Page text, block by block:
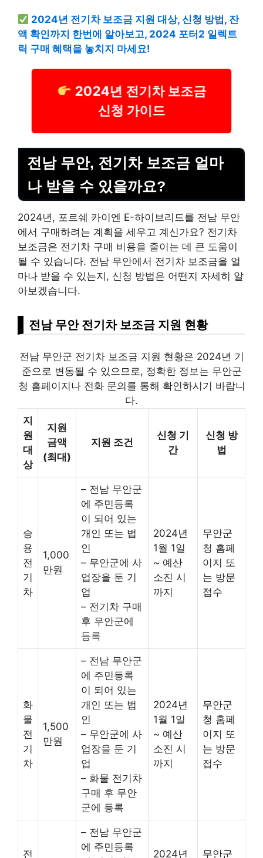
2024년 전기차 보조금 지원 대상, 신청 방법, 잔
액 확인까지 한번에 알아보고, 2024 포터2 일렉트
릭 구매 혜택을 놓치지 마세요!
2024년 전기차 보조금
신청 가이드
전남 무안, 전기차 보조금 얼마
나 받을 수 있을까요?
2024년, 포르쉐 카이엔 E-하이브리드를 전남 무안
에서 구매하려는 계획을 세우고 계신가요? 전기차
보조금은 전기차 구매 비용을 줄이는 데 큰 도움이
될 수 있습니다. 전남 무안에서 전기차 보조금을 얼
마나 받을 수 있는지, 신청 방법은 어떤지 자세히 알
아보겠습니다.
전남 무안 전기차 보조금 지원 현황
전남 무안군 전기차 보조금 지원 현황은 2024년 기
준으로 변동될 수 있으므로, 정확한 정보는 무안군
청 홈페이지나 전화 문의를 통해 확인하시기 바랍니
다.
지
원
대
상
지원
금액
(최대)
지원 조건
신청 기
간
신청 방
법
승
용
전
기
차
1,000
만원
– 전남 무안군
에 주민등록
이 되어 있는
개인 또는 법
인
– 무안군에 사
업장을 둔 기
업
– 전기차 구매
후 무안군에
등록
2024년
1월 1일
~ 예산
소진 시
까지
무안군
청 홈페
이지 또
는 방문
접수
화
물
전
기
차
1,500
만원
– 전남 무안군
에 주민등록
이 되어 있는
개인 또는 법
인
– 무안군에 사
업장을 둔 기
업
– 화물 전기차
구매 후 무안
군에 등록
2024년
1월 1일
~ 예산
소진 시
까지
무안군
청 홈페
이지 또
는 방문
접수
전
– 전남 무안군
에 주민등록
2024년 무안군